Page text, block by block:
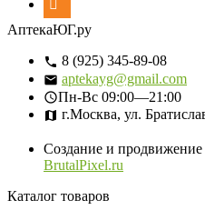
АптекаЮГ.ру
8 (925) 345-89-08
aptekayg@gmail.com
Пн-Вс 09:00—21:00
г.Москва, ул.
Создание и продвижение
BrutalPixel.ru
Каталог товаров